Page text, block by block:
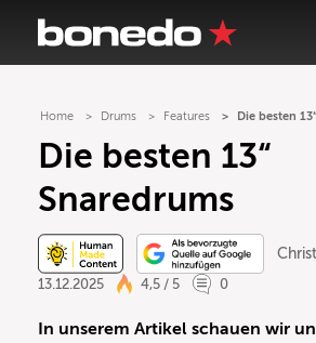
Home Drums Features Die besten
Die besten 13“
Snaredrums
13.12.2025
4,5 / 5 0
In unserem Artikel schauen wir